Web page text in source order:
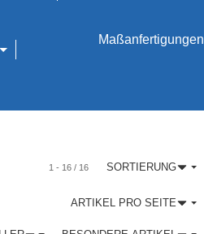
Maßanfertigungen
1 - 16 / 16 SORTIERUNG
ARTIKEL PRO SEITE